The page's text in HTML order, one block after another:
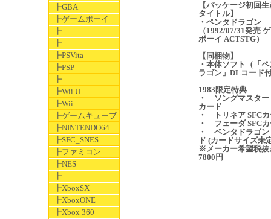
┣GBA
┣ゲームボーイ
┣
┣
┣PSVita
┣PSP
┣
┣Wii U
┣Wii
┣ゲームキューブ
┣NINTENDO64
┣SFC_SNES
┣ファミコン
┣NES
┣
┣XboxSX
┣XboxONE
┣Xbox 360
【パッケージ初回
タイトル】
・ペンタドラゴン
（1992/07/31発売
ボーイ ACTSTG）
【同梱物】
・本体ソフト（「
ラゴン」DLコード
1983限定特典
・ ソングマスター
カード
・ トリネア SFC
・ フェーダ SFC
・ ペンタドラゴン
ド (カードサイズ未
※メーカー希望税抜
7800円